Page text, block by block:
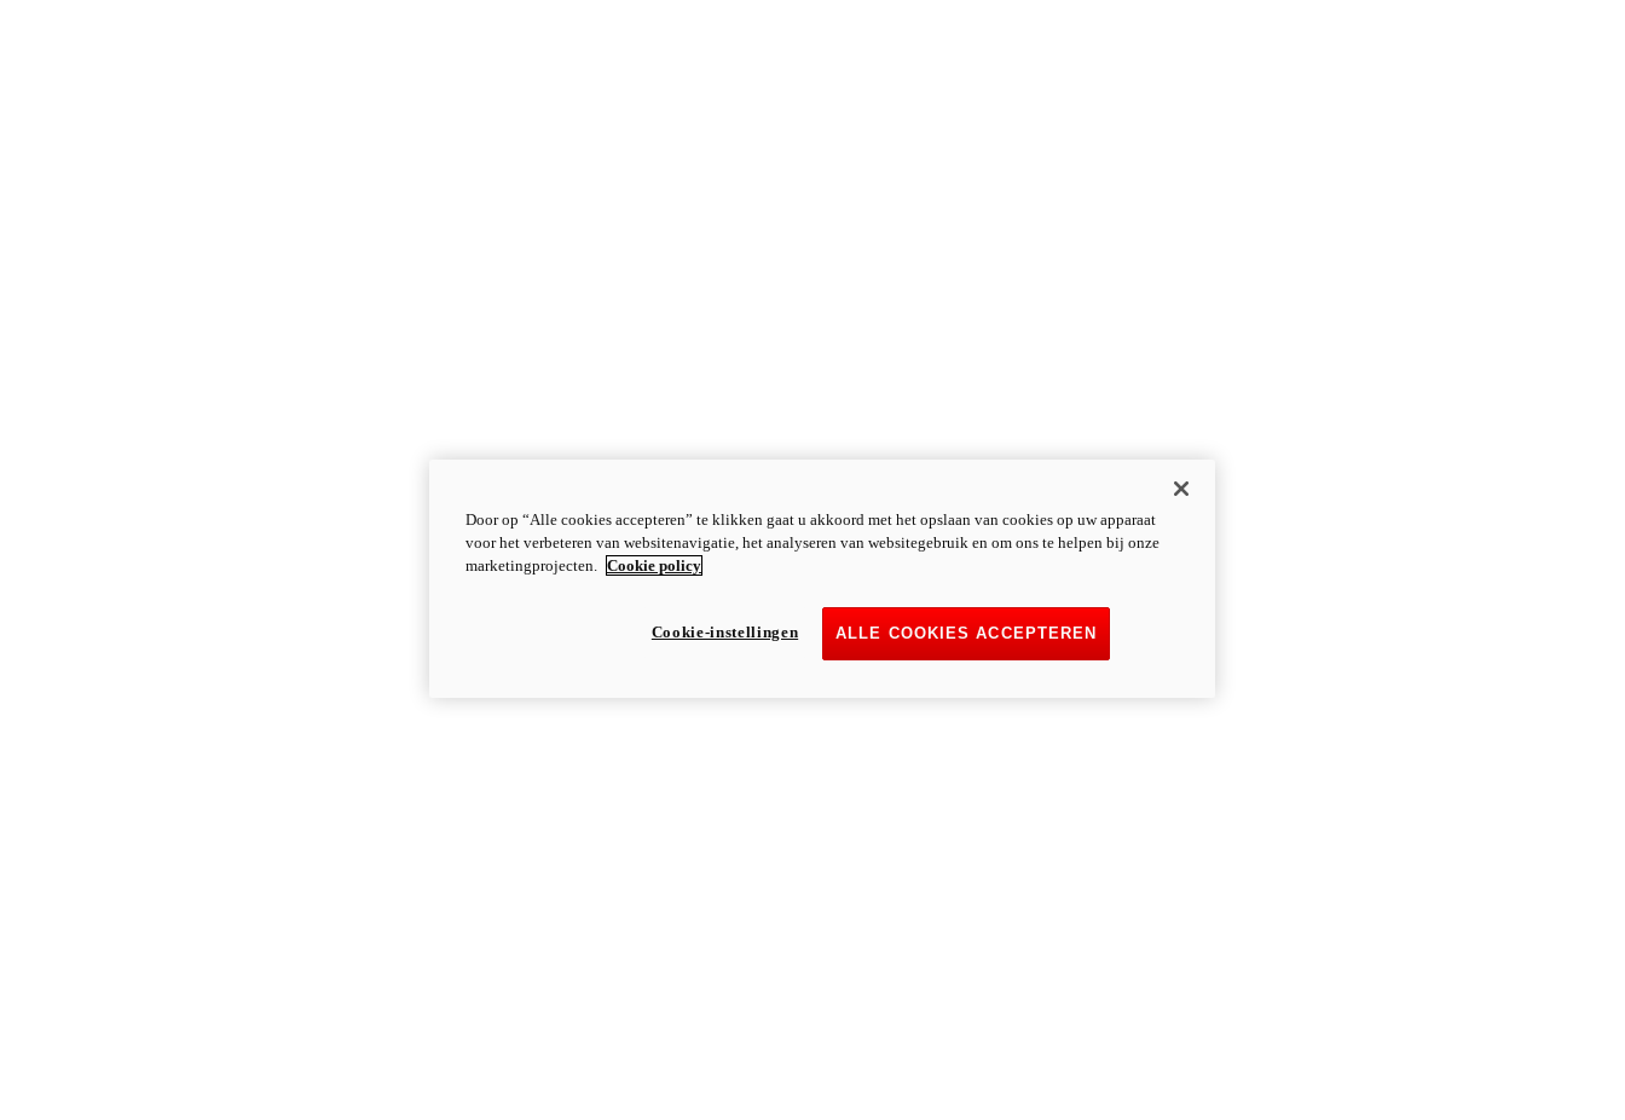
Door op “Alle cookies accepteren” te klikken gaat u akkoord met het opslaan van cookies op uw apparaat
voor het verbeteren van websitenavigatie, het analyseren van websitegebruik en om ons te helpen bij onze
marketingprojecten. Cookie policy
ALLE COOKIES ACCEPTEREN
Cookie-instellingen